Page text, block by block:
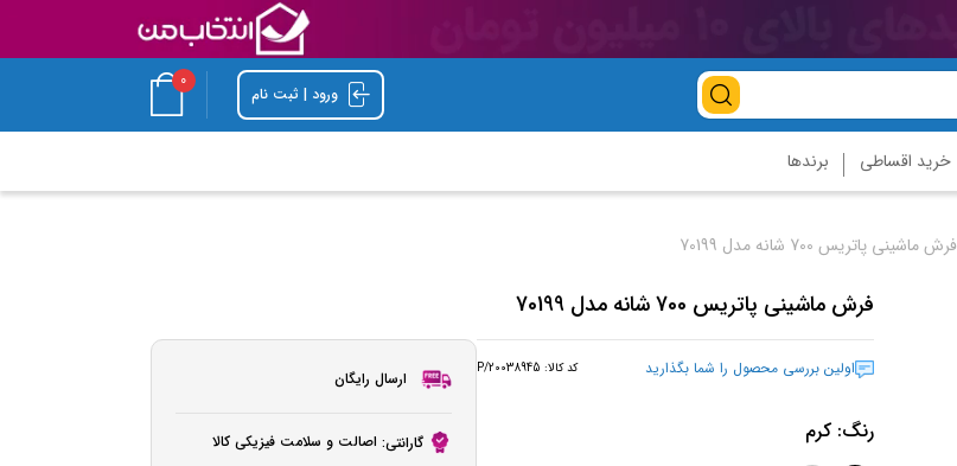
ورود | ثبت نام
0
خرید اقساطی برندها
فرش ماشینی پاتریس 700 شانه مدل 70199
فرش ماشینی پاتریس 700 شانه مدل 70199
اولین بررسی محصول را شما بگذارید کد کالا: P/20038945
رنگ: کرم
ارسال رایگان
گارانتی: اصالت و سلامت فیزیکی کالا